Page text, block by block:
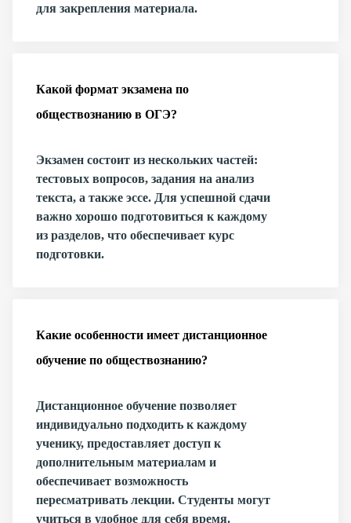
для закрепления материала.
Какой формат экзамена по
обществознанию в ОГЭ?
Экзамен состоит из нескольких частей:
тестовых вопросов, задания на анализ
текста, а также эссе. Для успешной сдачи
важно хорошо подготовиться к каждому
из разделов, что обеспечивает курс
подготовки.
Какие особенности имеет дистанционное
обучение по обществознанию?
Дистанционное обучение позволяет
индивидуально подходить к каждому
ученику, предоставляет доступ к
дополнительным материалам и
обеспечивает возможность
пересматривать лекции. Студенты могут
учиться в удобное для себя время.